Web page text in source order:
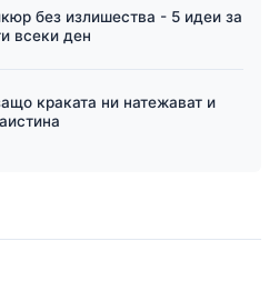
без излишества - 5 идеи за
всеки ден
краката ни натежават и